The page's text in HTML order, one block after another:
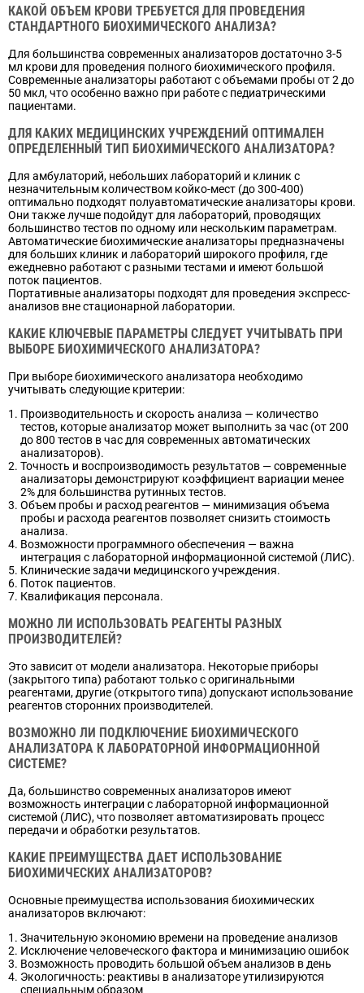
КАКОЙ ОБЪЕМ КРОВИ ТРЕБУЕТСЯ ДЛЯ ПРОВЕДЕНИЯ
СТАНДАРТНОГО БИОХИМИЧЕСКОГО АНАЛИЗА?
Для большинства современных анализаторов достаточно 3-5
мл крови для проведения полного биохимического профиля.
Современные анализаторы работают с объемами пробы от 2 до
50 мкл, что особенно важно при работе с педиатрическими
пациентами.
ДЛЯ КАКИХ МЕДИЦИНСКИХ УЧРЕЖДЕНИЙ ОПТИМАЛЕН
ОПРЕДЕЛЕННЫЙ ТИП БИОХИМИЧЕСКОГО АНАЛИЗАТОРА?
Для амбулаторий, небольших лабораторий и клиник с
незначительным количеством койко-мест (до 300-400)
оптимально подходят полуавтоматические анализаторы крови.
Они также лучше подойдут для лабораторий, проводящих
большинство тестов по одному или нескольким параметрам.
Автоматические биохимические анализаторы предназначены
для больших клиник и лабораторий широкого профиля, где
ежедневно работают с разными тестами и имеют большой
поток пациентов.
Портативные анализаторы подходят для проведения экспресс-
анализов вне стационарной лаборатории.
КАКИЕ КЛЮЧЕВЫЕ ПАРАМЕТРЫ СЛЕДУЕТ УЧИТЫВАТЬ ПРИ
ВЫБОРЕ БИОХИМИЧЕСКОГО АНАЛИЗАТОРА?
При выборе биохимического анализатора необходимо
учитывать следующие критерии:
Производительность и скорость анализа — количество
тестов, которые анализатор может выполнить за час (от 200
до 800 тестов в час для современных автоматических
анализаторов).
Точность и воспроизводимость результатов — современные
анализаторы демонстрируют коэффициент вариации менее
2% для большинства рутинных тестов.
Объем пробы и расход реагентов — минимизация объема
пробы и расхода реагентов позволяет снизить стоимость
анализа.
Возможности программного обеспечения — важна
интеграция с лабораторной информационной системой (ЛИС).
Клинические задачи медицинского учреждения.
Поток пациентов.
Квалификация персонала.
МОЖНО ЛИ ИСПОЛЬЗОВАТЬ РЕАГЕНТЫ РАЗНЫХ
ПРОИЗВОДИТЕЛЕЙ?
Это зависит от модели анализатора. Некоторые приборы
(закрытого типа) работают только с оригинальными
реагентами, другие (открытого типа) допускают использование
реагентов сторонних производителей.
ВОЗМОЖНО ЛИ ПОДКЛЮЧЕНИЕ БИОХИМИЧЕСКОГО
АНАЛИЗАТОРА К ЛАБОРАТОРНОЙ ИНФОРМАЦИОННОЙ
СИСТЕМЕ?
Да, большинство современных анализаторов имеют
возможность интеграции с лабораторной информационной
системой (ЛИС), что позволяет автоматизировать процесс
передачи и обработки результатов.
КАКИЕ ПРЕИМУЩЕСТВА ДАЕТ ИСПОЛЬЗОВАНИЕ
БИОХИМИЧЕСКИХ АНАЛИЗАТОРОВ?
Основные преимущества использования биохимических
анализаторов включают:
Значительную экономию времени на проведение анализов
Исключение человеческого фактора и минимизацию ошибок
Возможность проводить большой объем анализов в день
Экологичность: реактивы в анализаторе утилизируются
специальным образом